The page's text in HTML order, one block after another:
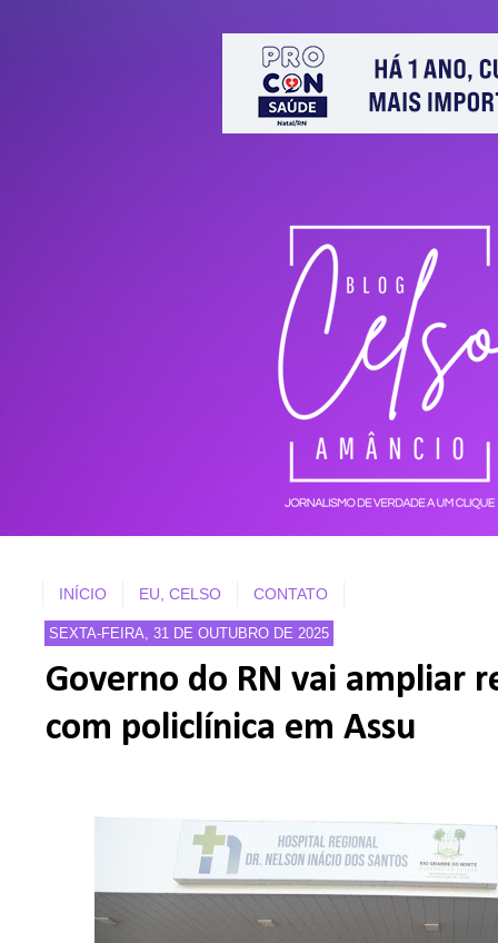
INÍCIO EU, CELSO CONTATO
SEXTA-FEIRA, 31 DE OUTUBRO DE 2025
Governo do RN vai ampliar
com policlínica em Assu